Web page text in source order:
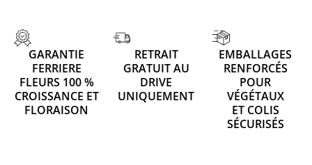
GARANTIE
FERRIERE
FLEURS 100 %
CROISSANCE ET
FLORAISON
RETRAIT
GRATUIT AU
DRIVE
UNIQUEMENT
EMBALLAGES
RENFORCÉS
POUR
VÉGÉTAUX
ET COLIS
SÉCURISÉS